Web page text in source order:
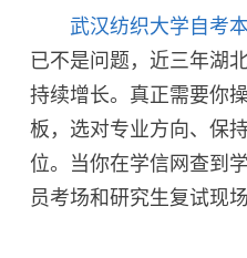
武汉纺织大学自考
已不是问题，近三年湖
持续增长。真正需要你
板，选对专业方向、保
位。当你在学信网查到
员考场和研究生复试现